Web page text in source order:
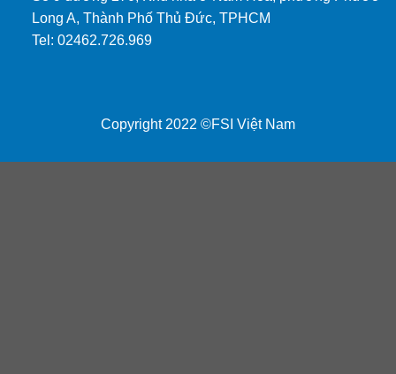
Long A, Thành Phố Thủ Đức, TPHCM
Tel: 02462.726.969
Copyright 2022 ©FSI Việt Nam